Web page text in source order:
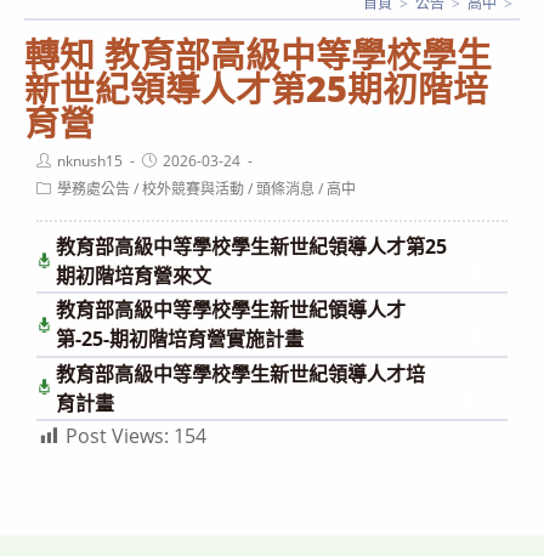
轉知 教育部高級中等學校學生
新世紀領導人才第25期初階培
育營
Post
author:
nknush15
Post
published:
2026-03-24
Post學務處公告/校外競賽與活動/頭條消息 /高中
教育部高級中等學校學生新世紀領導人才第25
期初階培育營來文
教育部高級中等學校學生新世紀領導人才
第-25-期初階培育營實施計畫
教育部高級中等學校學生新世紀領導人才培
育計畫
Post Views: 154